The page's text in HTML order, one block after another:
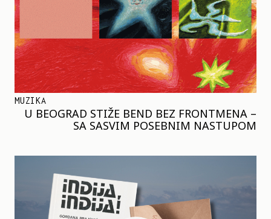
MUZIKA
U BEOGRAD STIŽE BEND BEZ FRONTMENA –
SA SASVIM POSEBNIM NASTUPOM